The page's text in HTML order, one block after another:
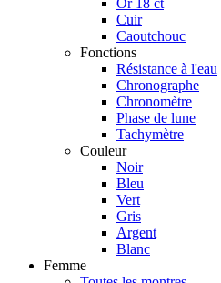
Or 18 ct
Cuir
Caoutchouc
Fonctions
Résistance à l'eau
Chronographe
Chronomètre
Phase de lune
Tachymètre
Couleur
Noir
Bleu
Vert
Gris
Argent
Blanc
Femme